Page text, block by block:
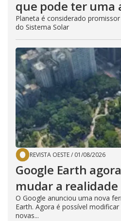
que pode ter uma
Planeta é considerado
do Sistema Solar
REVISTA OESTE/ 01/08/2026
Google Earth
mudar a realidade
O Google anunciou uma nova
Earth. Agora é possível
novas...